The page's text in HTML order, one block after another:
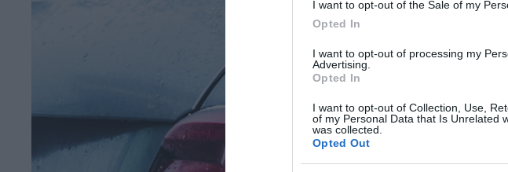
I want to opt-out of the Sale of my
Opted In
I want to opt-out of processing my
Advertising.
Opted In
I want to opt-out of Collection, Use,
of my Personal Data that Is Unrelated
was collected.
Opted Out